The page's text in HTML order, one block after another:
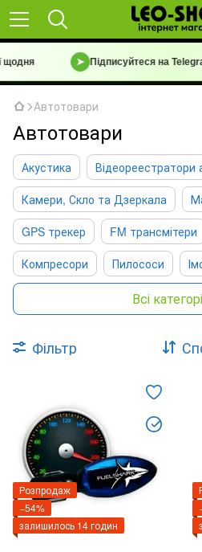
➤ Підписуйтеся на
Автотовари
Автотовари
Акустика
Відеореестратори
Камери, Скло та Дзеркала
GPS трекер
FM трансмітери
Компресори
Пилососи
Перетворювачі напруги,
Всі
Фільтр
Розпродаж
−54%
залишилось 14 годин